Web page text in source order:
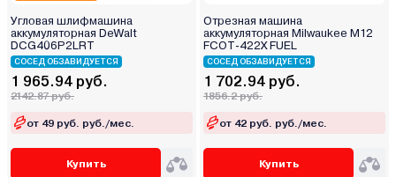
Угловая шлифмашина
аккумуляторная DeWalt
DCG406P2LRT
СОСЕД ОБЗАВИДУЕТСЯ
1 965.94 руб.
2142.87 руб.
от 49 руб. руб./мес.
Купить
Отрезная машина
аккумуляторная Milwaukee M12
FCOT-422X FUEL
СОСЕД ОБЗАВИДУЕТСЯ
1 702.94 руб.
1856.2 руб.
от 42 руб. руб./мес.
Купить